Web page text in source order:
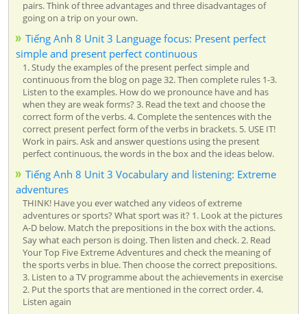
pairs. Think of three advantages and three disadvantages of
going on a trip on your own.
Tiếng Anh 8 Unit 3 Language focus: Present perfect
simple and present perfect continuous
1. Study the examples of the present perfect simple and
continuous from the blog on page 32. Then complete rules 1-3.
Listen to the examples. How do we pronounce have and has
when they are weak forms? 3. Read the text and choose the
correct form of the verbs. 4. Complete the sentences with the
correct present perfect form of the verbs in brackets. 5. USE IT!
Work in pairs. Ask and answer questions using the present
perfect continuous, the words in the box and the ideas below.
Tiếng Anh 8 Unit 3 Vocabulary and listening: Extreme
adventures
THINK! Have you ever watched any videos of extreme
adventures or sports? What sport was it? 1. Look at the pictures
A-D below. Match the prepositions in the box with the actions.
Say what each person is doing. Then listen and check. 2. Read
Your Top Five Extreme Adventures and check the meaning of
the sports verbs in blue. Then choose the correct prepositions.
3. Listen to a TV programme about the achievements in exercise
2. Put the sports that are mentioned in the correct order. 4.
Listen again